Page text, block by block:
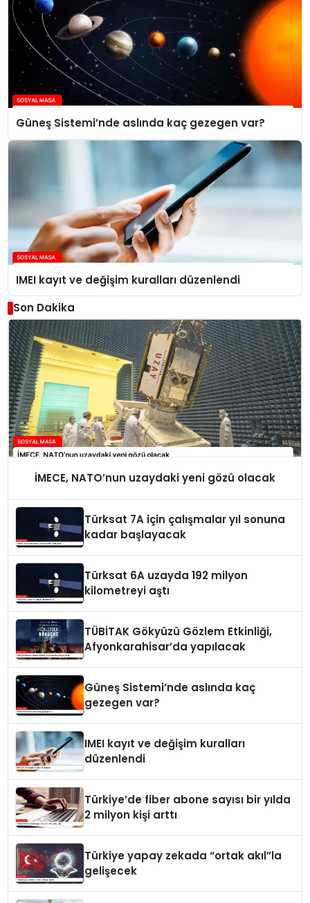
Güneş Sistemi’nde aslında kaç gezegen var?
IMEI kayıt ve değişim kuralları düzenlendi
Son Dakika
İMECE, NATO’nun uzaydaki yeni gözü olacak
Türksat 7A için çalışmalar yıl sonuna
kadar başlayacak
Türksat 6A uzayda 192 milyon
kilometreyi aştı
TÜBİTAK Gökyüzü Gözlem Etkinliği,
Afyonkarahisar’da yapılacak
Güneş Sistemi’nde aslında kaç
gezegen var?
IMEI kayıt ve değişim kuralları
düzenlendi
Türkiye’de fiber abone sayısı bir yılda
2 milyon kişi arttı
Türkiye yapay zekada “ortak akıl”la
gelişecek